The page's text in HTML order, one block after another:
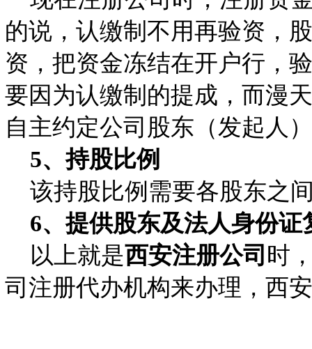
的说，认缴制不用再验资，
资，把资金冻结在开户行，
要因为认缴制的提成，而漫
自主约定公司股东（发起人
5、持股比例
该持股比例需要各股东之
6、提供股东及法人身份证
以上就是西安注册公司 时
司注册代办机构来办理，西